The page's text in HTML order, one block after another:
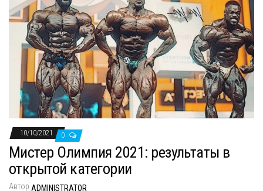
10/10/2021 0
Мистер Олимпия 2021: результаты в
открытой категории
Автор ADMINISTRATOR